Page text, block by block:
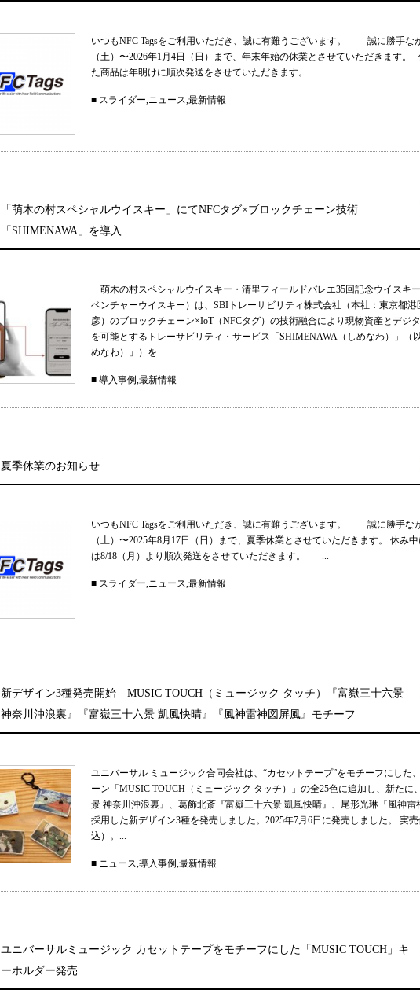
いつもNFC Tagsをご利用いただき、誠に有難うございます。 誠に勝手なが
（土）〜2026年1月4日（日）まで、年末年始の休業とさせていただきます
た商品は年明けに順次発送をさせていただきます。 ...
■ スライダー,ニュース,最新情報
「萌木の村スペシャルウイスキー」にてNFCタグ×ブロックチェーン技術
「SHIMENAWA」を導入
「萌木の村スペシャルウイスキー・清里フィールドバレエ35回記念ウイスキ
ベンチャーウイスキー）は、SBIトレーサビリティ株式会社（本社：東京都
彦）のブロックチェーン×IoT（NFCタグ）の技術融合により現物資産とデジ
を可能とするトレーサビリティ・サービス「SHIMENAWA（しめなわ）」（
めなわ）」）を...
■ 導入事例,最新情報
夏季休業のお知らせ
いつもNFC Tagsをご利用いただき、誠に有難うございます。 誠に勝手な
（土）〜2025年8月17日（日）まで、夏季休業とさせていただきます。 休み
は8/18（月）より順次発送をさせていただきます。 ...
■ スライダー,ニュース,最新情報
新デザイン3種発売開始 MUSIC TOUCH（ミュージック タッチ）『富嶽三十六景
神奈川沖浪裏』『富嶽三十六景 凱風快晴』『風神雷神図屏風』モチーフ
ユニバーサル ミュージック合同会社は、“カセットテープ”をモチーフにした
ーン「MUSIC TOUCH（ミュージック タッチ）」の全25色に追加し、新たに
景 神奈川沖浪裏』、葛飾北斎『富嶽三十六景 凱風快晴』、尾形光琳『風神雷
採用した新デザイン3種を発売しました。2025年7月6日に発売しました。 実
込）。...
■ ニュース,導入事例,最新情報
ユニバーサルミュージック カセットテープをモチーフにした「MUSIC TOUCH」キ
ーホルダー発売